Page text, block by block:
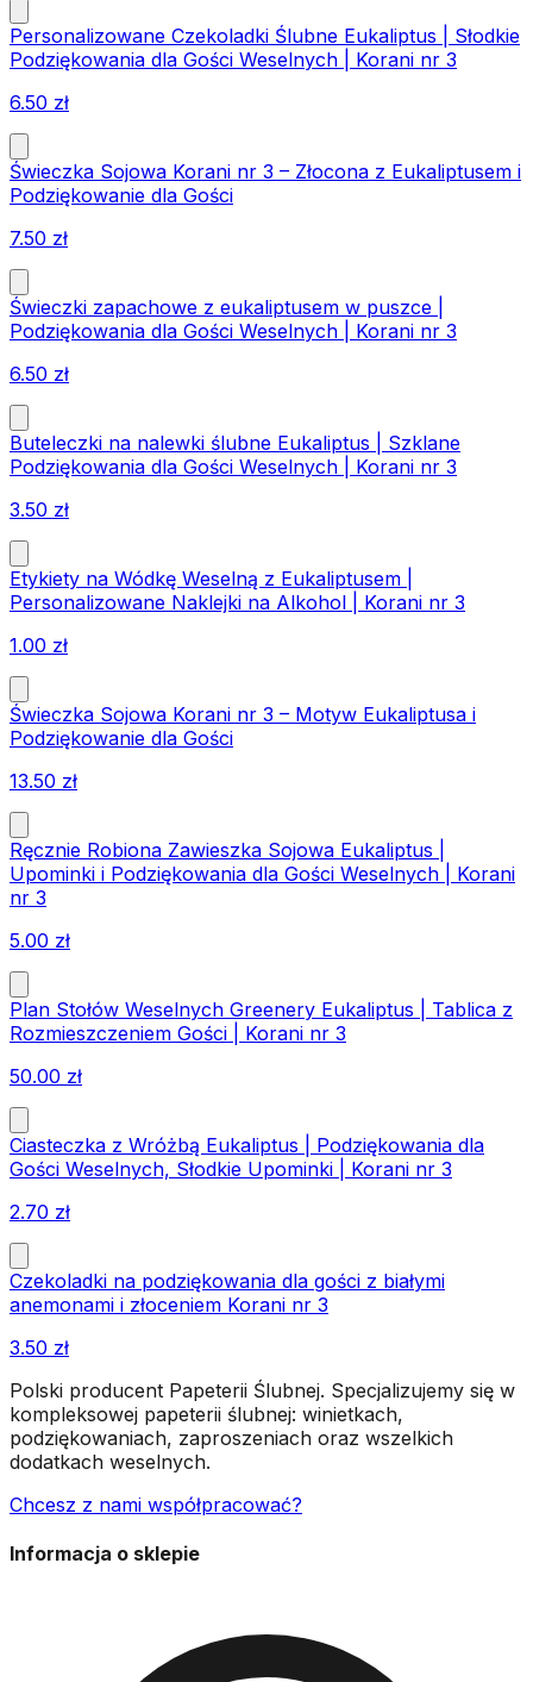
Personalizowane Czekoladki Ślubne Eukaliptus | Słodkie
Podziękowania dla Gości Weselnych | Korani nr 3
6.50 zł
Świeczka Sojowa Korani nr 3 – Złocona z Eukaliptusem i
Podziękowanie dla Gości
7.50 zł
Świeczki zapachowe z eukaliptusem w puszce |
Podziękowania dla Gości Weselnych | Korani nr 3
6.50 zł
Buteleczki na nalewki ślubne Eukaliptus | Szklane
Podziękowania dla Gości Weselnych | Korani nr 3
3.50 zł
Etykiety na Wódkę Weselną z Eukaliptusem |
Personalizowane Naklejki na Alkohol | Korani nr 3
1.00 zł
Świeczka Sojowa Korani nr 3 – Motyw Eukaliptusa i
Podziękowanie dla Gości
13.50 zł
Ręcznie Robiona Zawieszka Sojowa Eukaliptus |
Upominki i Podziękowania dla Gości Weselnych | Korani
nr 3
5.00 zł
Plan Stołów Weselnych Greenery Eukaliptus | Tablica z
Rozmieszczeniem Gości | Korani nr 3
50.00 zł
Ciasteczka z Wróżbą Eukaliptus | Podziękowania dla
Gości Weselnych, Słodkie Upominki | Korani nr 3
2.70 zł
Czekoladki na podziękowania dla gości z białymi
anemonami i złoceniem Korani nr 3
3.50 zł
Polski producent Papeterii Ślubnej. Specjalizujemy się w
kompleksowej papeterii ślubnej: winietkach,
podziękowaniach, zaproszeniach oraz wszelkich
dodatkach weselnych.
Chcesz z nami współpracować?
Informacja o sklepie